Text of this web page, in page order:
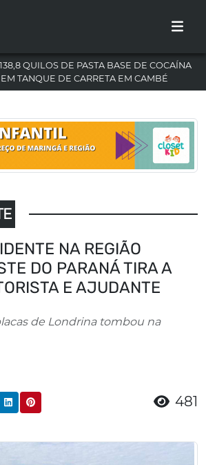
QUILOS DE PASTA BASE DE COCAÍNA
TANQUE DE CARRETA EM CAMBÉ
NA REGIÃO
DO PARANÁ TIRA A
E AJUDANTE
de Londrina tombou na
481